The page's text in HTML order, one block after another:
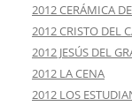
2012 CERÁMICA
2012 CRISTO DEL
2012 JESÚS DEL
2012 LA CENA
2012 LOS